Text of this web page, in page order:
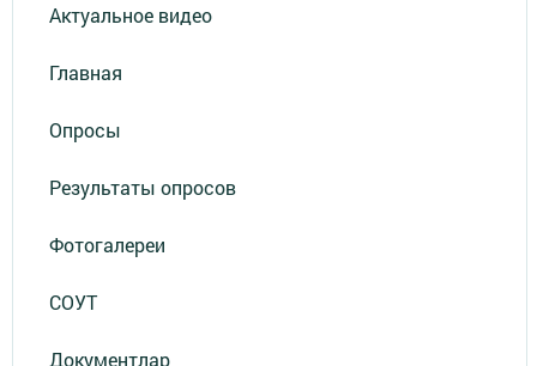
Актуальное видео
Главная
Опросы
Результаты опросов
Фотогалереи
СОУТ
Документлар